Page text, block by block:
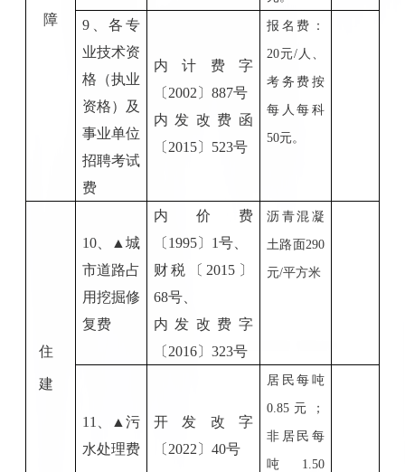
障
9、各专
业技术资
格（执业
资格）及
事业单位
招聘考试
费
内计费字
〔 2002 〕 887号
内发改费函
〔 2015〕 523号
报名费：
20元/人
考务费按
每人每科
50元。
住
建
10、
▲城
市道路占
用挖掘修
复费
内价费
〔 1995〕 1号、
财税
〔 2015 〕
68号、
内发改费字
〔 2016〕 323号
沥青混凝
土路面290
元/平方米
11、 ▲ 污
水处理费
开发改字
〔 2022 〕 40号
居民每吨
0.85元；
非居民每
吨1.50